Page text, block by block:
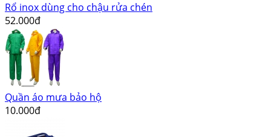
Rổ inox dùng cho chậu rửa chén
52.000đ
Quần áo mưa bảo hộ
10.000đ